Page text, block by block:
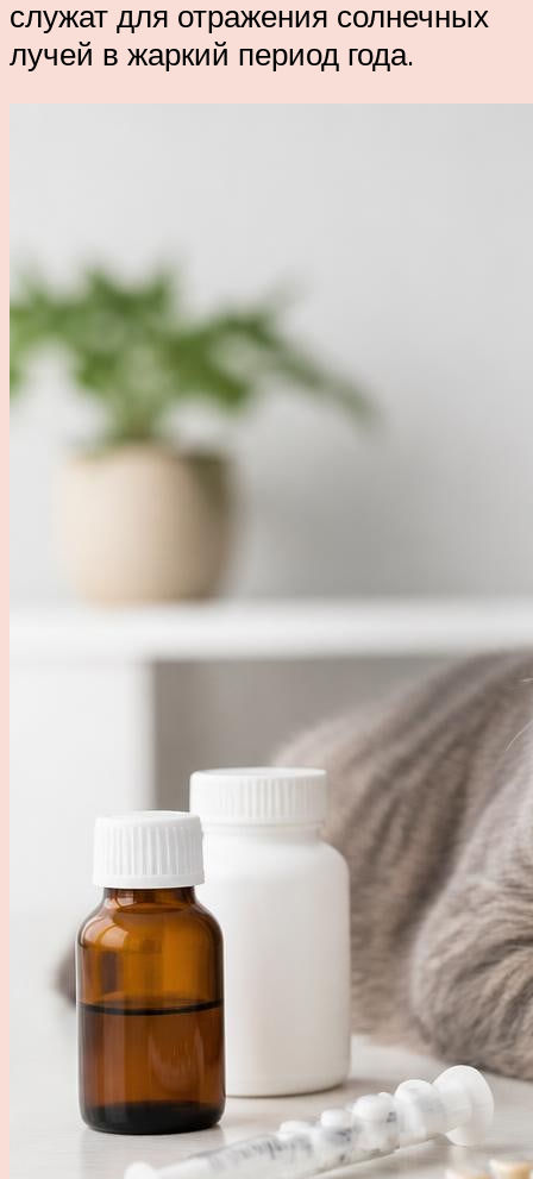
служат для отражения солнечных
лучей в жаркий период года.